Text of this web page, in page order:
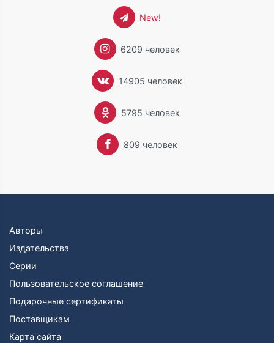
New!
6209 человек
14905 человек
5795 человек
809 человек
Авторы
Издательства
Серии
Пользовательское соглашение
Подарочные сертификаты
Поставщикам
Карта сайта